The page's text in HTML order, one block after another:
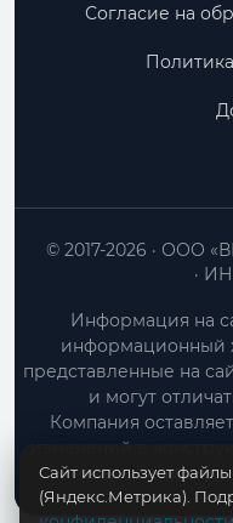
Согласие на
ООО
© 2017-2026
Информация на
информационный
представленные на
и могут
Компания
изменений в
товара без
Сайт использует
(Яндекс.Метрика).